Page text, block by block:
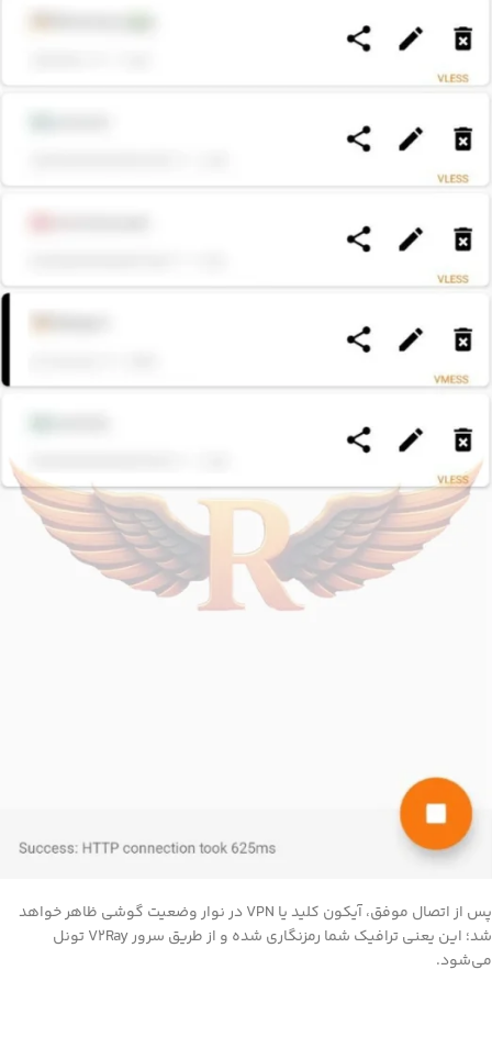
پس از اتصال موفق، آیکون کلید یا VPN در نوار وضعیت گوشی ظاهر خواهد
شد؛ این یعنی ترافیک شما رمزنگاری شده و از طریق سرور V2Ray تونل